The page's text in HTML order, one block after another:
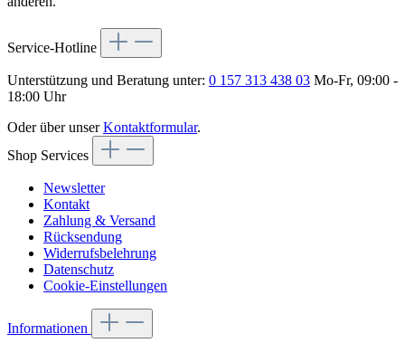
Service-Hotline
Unterstützung und Beratung unter: 0 157 313 438 03 Mo-Fr, 09:00 -
18:00 Uhr
Oder über unserKontaktformular.
Shop Services
Newsletter
Kontakt
Zahlung & Versand
Rücksendung
Widerrufsbelehrung
Datenschutz
Cookie-Einstellungen
Informationen